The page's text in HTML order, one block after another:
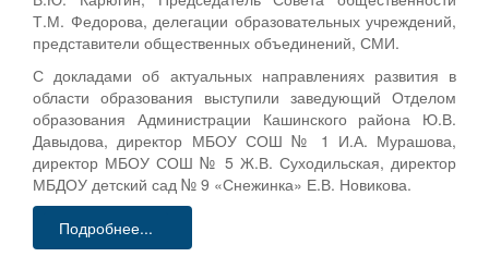
Т.М. Федорова, делегации образовательных учреждений,
представители общественных объединений, СМИ.
С докладами об актуальных направлениях развития в
области образования выступили заведующий Отделом
образования Администрации Кашинского района Ю.В.
Давыдова, директор МБОУ СОШ № 1 И.А. Мурашова,
директор МБОУ СОШ № 5 Ж.В. Суходильская, директор
МБДОУ детский сад № 9 «Снежинка» Е.В. Новикова.
Подробнее...